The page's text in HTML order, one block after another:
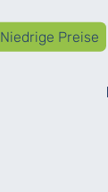
Niedrige Preise